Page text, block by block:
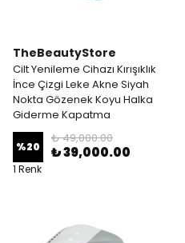
TheBeautyStore
Cilt Yenileme Cihazı Kırışıklık
İnce Çizgi Leke Akne Siyah
Nokta Gözenek Koyu Halka
Giderme Kapatma
%20
₺ 49,000.00
₺ 39,000.00
1 Renk